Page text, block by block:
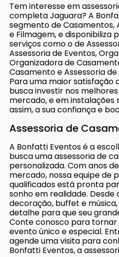
Tem interesse em
completa Jaguara? A
segmento de Casamentos,
e Filmagem, e disponibiliza
serviços como o de
Assessoria de Eventos,
Organizadora de
Casamento e Assessoria
Para uma maior satisfação
busca investir nos
mercado, e em instalações
assim, a sua confiança e
Assessoria de
A Bonfatti Eventos é a
busca uma assessoria de
personalizada. Com anos
mercado, nossa equipe de
qualificados está pronta
sonho em realidade.
decoração, buffet e
detalhe para que seu
Conte conosco para
evento único e especial.
agende uma visita para
Bonfatti Eventos, a